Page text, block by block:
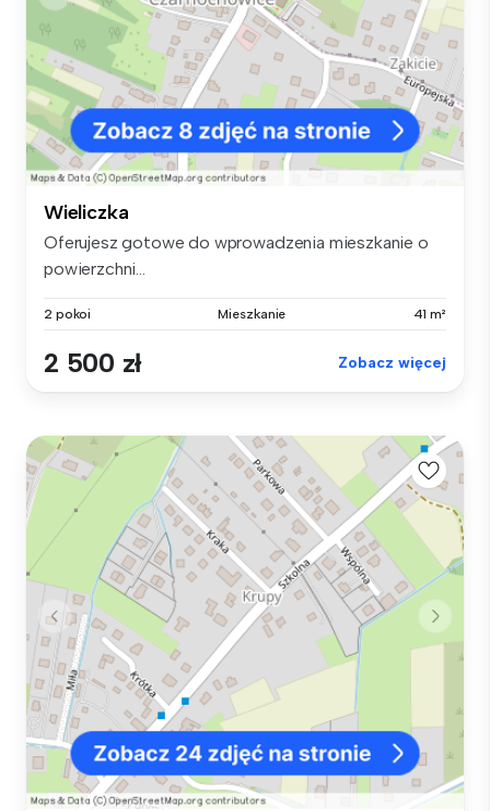
Wieliczka
Oferujesz gotowe do wprowadzenia mieszkanie o
powierzchni...
2 pokoi Mieszkanie 41 m²
2 500 zł Zobacz więcej